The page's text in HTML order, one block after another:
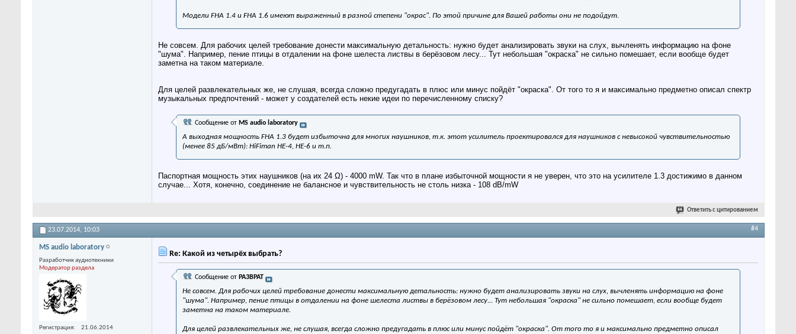
Модели FHA 1.4 и FHA 1.6 имеют выраженный в разной степени "окрас". По этой причине для Вашей работы они не подойдут.
Не совсем. Для рабочих целей требование донести максимальную детальность: нужно будет анализировать звуки на слух, вычленять информацию на фоне
"шума". Например, пение птицы в отдалении на фоне шелеста листвы в берёзовом лесу... Тут небольшая "окраска" не сильно помешает, если вообще будет
заметна на таком материале.
Для целей развлекательных же, не слушая, всегда сложно предугадать в плюс или минус пойдёт "окраска". От того то я и максимально предметно описал спектр
музыкальных предпочтений - может у создателей есть некие идеи по перечисленному списку?
Сообщение от MS audio laboratory
А выходная мощность FHA 1.3 будет избыточна для многих наушников, т.к. этот усилитель проектировался для наушников с невысокой чувствительностью
(менее 85 дБ/мВт): HiFiman HE-4, HE-6 и т.п.
Паспортная мощность этих наушников (на их 24 Ω) - 4000 mW. Так что в плане избыточной мощности я не уверен, что это на усилителе 1.3 достижимо в данном
случае... Хотя, конечно, соединение не балансное и чувствительность не столь низка - 108 dB/mW
Ответить с цитированием
23.07.2014, 10:03 #4
MS audio laboratory
Разработчик аудиотехники
Модератор раздела
Регистрация
21.06.2014
Re: Какой из четырёх выбрать?
Сообщение от PA3BPAT
Не совсем. Для рабочих целей требование донести максимальную детальность: нужно будет анализировать звуки на слух, вычленять информацию на фоне
"шума". Например, пение птицы в отдалении на фоне шелеста листвы в берёзовом лесу... Тут небольшая "окраска" не сильно помешает, если вообще будет
заметна на таком материале.
Для целей развлекательных же, не слушая, всегда сложно предугадать в плюс или минус пойдёт "окраска". От того то я и максимально предметно описал